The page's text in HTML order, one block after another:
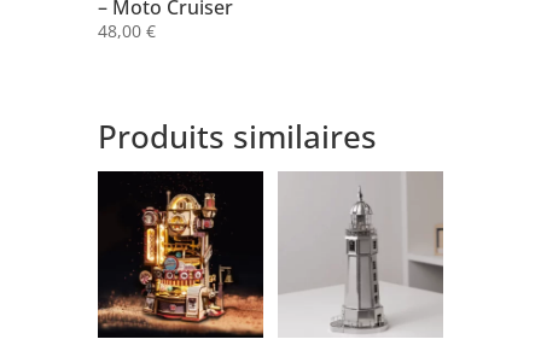
– Moto Cruiser
48,00 €
Produits similaires